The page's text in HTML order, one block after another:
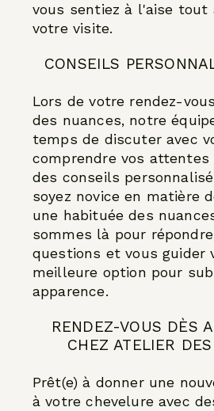
vous sentiez à l'aise tout
votre visite.
CONSEILS
Lors de votre rendez-
des nuances, notre
temps de discuter avec
comprendre vos
des conseils
soyez novice en matière
une habituée des
sommes là pour
questions et vous guider
meilleure option pour
apparence.
RENDEZ-VOUS DÈS
CHEZ ATELIER
Prêt(e) à donner une
à votre chevelure avec